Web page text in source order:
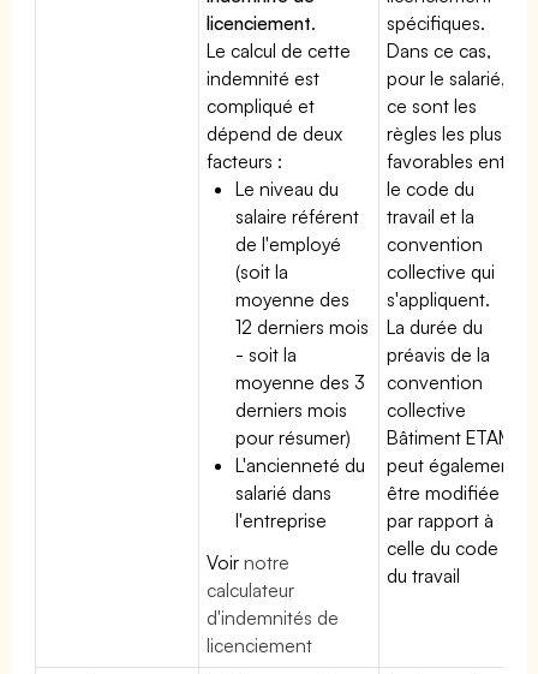
licenciement.
Le calcul de cette
indemnité est
compliqué et
dépend de deux
facteurs :
Le niveau du
salaire référent
de l'employé
(soit la
moyenne des
12 derniers mois
- soit la
moyenne des 3
derniers mois
pour résumer)
L'ancienneté du
salarié dans
l'entreprise
Voirnotre
calculateur
d'indemnités de
licenciement
spécifiques.
Dans ce cas,
pour le salarié,
ce sont les
règles les plus
favorables entre
le code du
travail et la
convention
collective qui
s'appliquent.
La durée du
préavis de la
convention
collective
Bâtiment ETAM
peut également
être modifiée
par rapport à
celle du code
du travail